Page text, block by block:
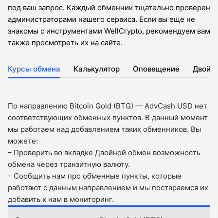
под ваш запрос. Каждый обменник тщательно проверен
администраторами нашего сервиса. Если вы еще не
знакомы с инструментами WellCrypto, рекомендуем вам
также просмотреть их на сайте.
Курсы обмена Калькулятор Оповещение
По направлению Bitcoin Gold (BTG) — AdvCash USD нет
соответствующих обменных пунктов. В данный момент
мы работаем над добавлением таких обменников. Вы
можете:
– Проверить во вкладкe Двойной обмен возможность
обмена через транзитную валюту.
– Сообщить нам про обменные пункты, которые
работают с данным направлением и мы постараемся их
добавить к нам в мониторинг.